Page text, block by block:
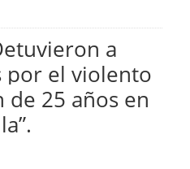
a
por el violento
de 25 años en
.